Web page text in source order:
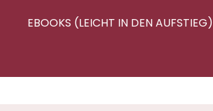
EBOOKS (LEICHT IN DEN AUFSTIEG)